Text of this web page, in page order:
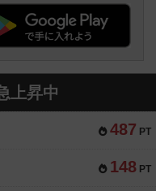
上昇中
487 PT
148 PT